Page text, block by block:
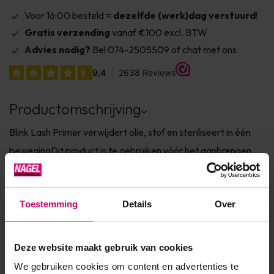
Toestemming Details Over
Deze website maakt gebruik van cookies
We gebruiken cookies om content en advertenties te
Voor 16:00 besteld = dezelfde (werk)dag verstuurd!
Gratis verzending vanaf €100 excl. BTW
Advies nodig? Bel 074-2505509 of chat met ons
Productomschrijving
Blink Lash Primer verwijdert olie, stof en steriliseert in één
bewegingDit product is te gebruiken vóór het aanbrengen
van de wimpers. Het ontvet de wimpers, verhoogt de grip
van de extensions en zorgt ervoor dat de lijm beter blijft
hechten, zelfs tot na 6 weken! Dankzij deze primer worden
geen klontjes meer gevormd, die normaal gesproken word...
Toon meer